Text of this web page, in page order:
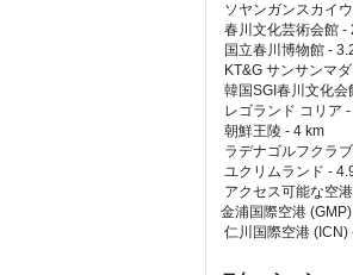
ソヤンガンスカイ
春川文化芸術会館 -
国立春川博物館 -
KT&G サンサンマ
韓国SGI春川文化会
レゴランド コリア
朝鮮王陵 - 4 km
ラデナゴルフクラ
ユクリムランド -
アクセス可能な空
金浦国際空港
仁川国際空港 (ICN)